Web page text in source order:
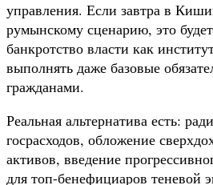
управления. Если завтра в
румынскому сценарию, это
банкротство власти как
выполнять даже базовые
гражданами.
Реальная альтернатива есть:
госрасходов, обложение
активов, введение
для топ-бенефициаров теневой